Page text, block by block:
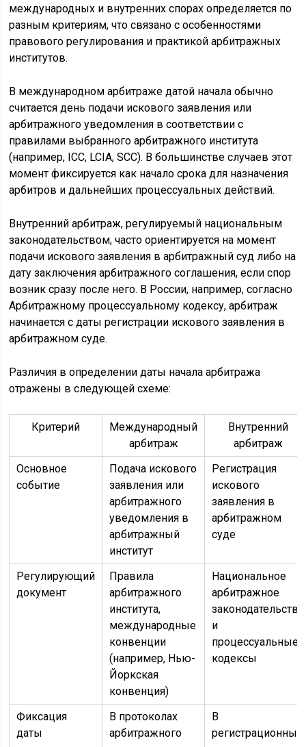
международных и внутренних спорах определяется по
разным критериям, что связано с особенностями
правового регулирования и практикой арбитражных
институтов.
В международном арбитраже датой начала обычно
считается день подачи искового заявления или
арбитражного уведомления в соответствии с
правилами выбранного арбитражного института
(например, ICC, LCIA, SCC). В большинстве случаев этот
момент фиксируется как начало срока для назначения
арбитров и дальнейших процессуальных действий.
Внутренний арбитраж, регулируемый национальным
законодательством, часто ориентируется на момент
подачи искового заявления в арбитражный суд либо на
дату заключения арбитражного соглашения, если спор
возник сразу после него. В России, например, согласно
Арбитражному процессуальному кодексу, арбитраж
начинается с даты регистрации искового заявления в
арбитражном суде.
Различия в определении даты начала арбитража
отражены в следующей схеме:
Критерий
Международный
арбитраж
Внутренний
арбитраж
Основное
событие
Подача искового
заявления или
арбитражного
уведомления в
арбитражный
институт
Регистрация
искового
заявления в
арбитражном
суде
Регулирующий
документ
Правила
арбитражного
института,
международные
конвенции
(например, Нью-
Йоркская
конвенция)
Национальное
арбитражное
законодательство
и
процессуальные
кодексы
Фиксация
даты
В протоколах
арбитражного
В
регистрационных